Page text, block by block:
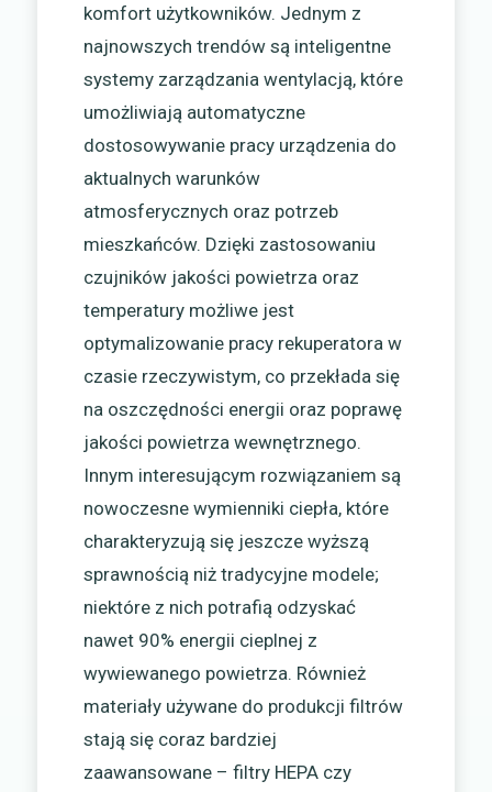
komfort użytkowników. Jednym z
najnowszych trendów są inteligentne
systemy zarządzania wentylacją, które
umożliwiają automatyczne
dostosowywanie pracy urządzenia do
aktualnych warunków
atmosferycznych oraz potrzeb
mieszkańców. Dzięki zastosowaniu
czujników jakości powietrza oraz
temperatury możliwe jest
optymalizowanie pracy rekuperatora w
czasie rzeczywistym, co przekłada się
na oszczędności energii oraz poprawę
jakości powietrza wewnętrznego.
Innym interesującym rozwiązaniem są
nowoczesne wymienniki ciepła, które
charakteryzują się jeszcze wyższą
sprawnością niż tradycyjne modele;
niektóre z nich potrafią odzyskać
nawet 90% energii cieplnej z
wywiewanego powietrza. Również
materiały używane do produkcji filtrów
stają się coraz bardziej
zaawansowane – filtry HEPA czy